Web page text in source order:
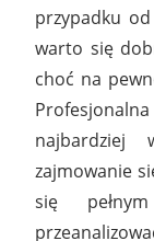
przypadku
warto się
choć na
najbardziej
zajmowanie
się